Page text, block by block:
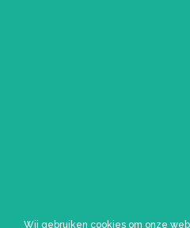
Wij gebruiken cookies om onze